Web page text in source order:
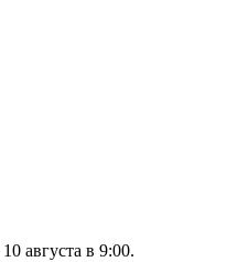
10 августа в 9:00.